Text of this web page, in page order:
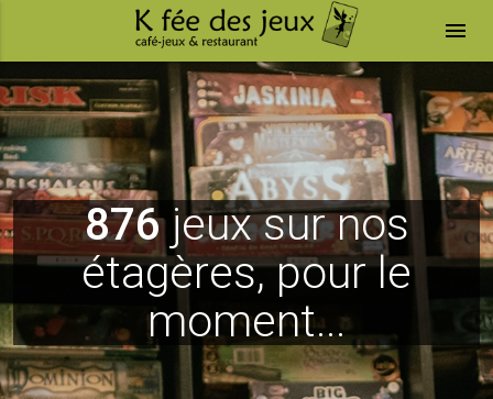
menu
876jeux sur nos
étagères, pour le
moment...